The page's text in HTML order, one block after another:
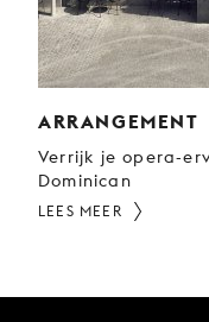
ARRANGEMENT
Verrijk je opera-
Dominican
LEES MEER